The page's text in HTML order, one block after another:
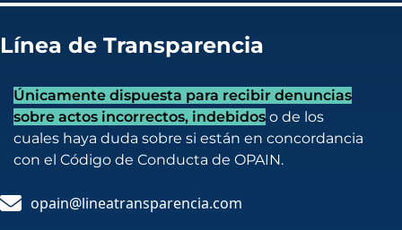
Línea de Transparencia
Únicamente dispuesta para recibir denuncias
sobre actos incorrectos, indebidos o de los
cuales haya duda sobre si están en concordancia
con el Código de Conducta de OPAIN.
opain@lineatransparencia.com